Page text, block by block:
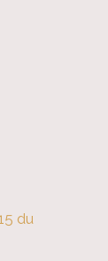
du